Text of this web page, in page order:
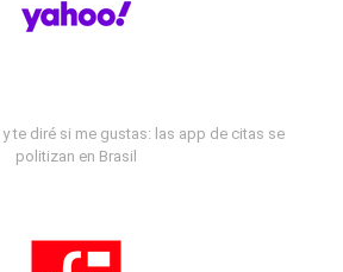
te diré si me gustas: las app de citas se
politizan en Brasil